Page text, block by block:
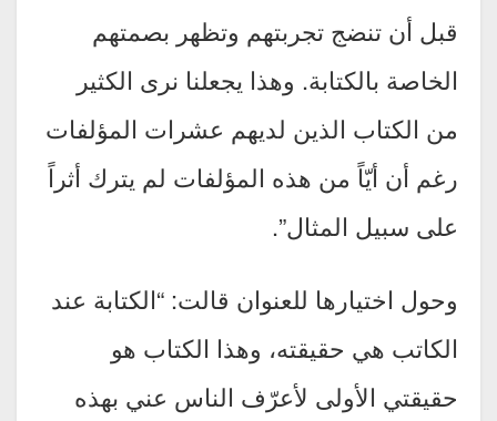
قبل أن تنضج تجربتهم وتظهر بصمتهم
الخاصة بالكتابة. وهذا يجعلنا نرى الكثير
من الكتاب الذين لديهم عشرات المؤلفات
رغم أن أيّاً من هذه المؤلفات لم يترك أثراً
على سبيل المثال”.
وحول اختيارها للعنوان قالت: “الكتابة عند
الكاتب هي حقيقته، وهذا الكتاب هو
حقيقتي الأولى لأعرّف الناس عني بهذه